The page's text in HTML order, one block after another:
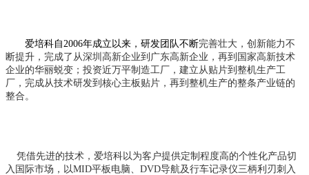
爱培科自2006年成立以来，研发团队不断完善壮大，创新能力不
断提升，完成了从深圳高新企业到广东高新企业，再到国家高新技术
企业的华丽蜕变；投资近万平制造工厂，建立从贴片到整机生产工
厂，完成从技术研发到核心主板贴片，再到整机生产的整条产业链的
整合。
凭借先进的技术，爱培科以为客户提供定制程度高的个性化产品切
入国际市场，以MID平板电脑、DVD导航及行车记录仪三柄利刃刺入